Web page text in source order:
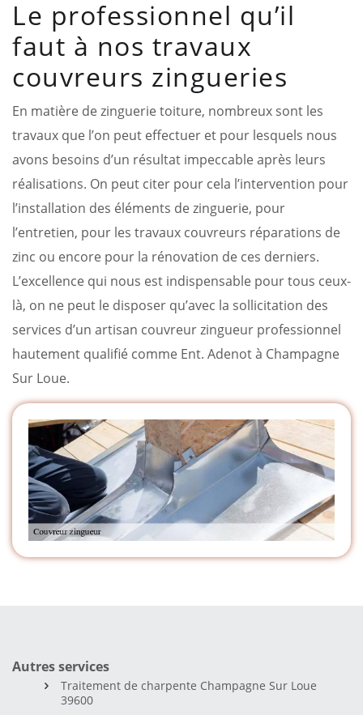
Le professionnel qu’il
faut à nos travaux
couvreurs zingueries
En matière de zinguerie toiture, nombreux sont les
travaux que l’on peut effectuer et pour lesquels nous
avons besoins d’un résultat impeccable après leurs
réalisations. On peut citer pour cela l’intervention pour
l’installation des éléments de zinguerie, pour
l’entretien, pour les travaux couvreurs réparations de
zinc ou encore pour la rénovation de ces derniers.
L’excellence qui nous est indispensable pour tous ceux-
là, on ne peut le disposer qu’avec la sollicitation des
services d’un artisan couvreur zingueur professionnel
hautement qualifié comme Ent. Adenot à Champagne
Sur Loue.
Autres services
Traitement de charpente Champagne Sur Loue
39600